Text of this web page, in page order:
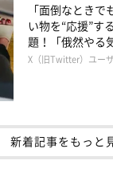
「面倒なとき
い物を“応援”す
題！「俄然やる
X（旧Twitter）ユー
新着記事をもっと